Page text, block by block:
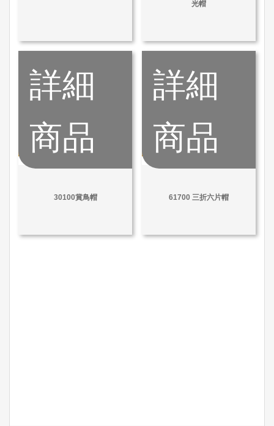
光帽
詳細
商品
30100賞鳥帽
詳細
商品
61700 三折六片帽